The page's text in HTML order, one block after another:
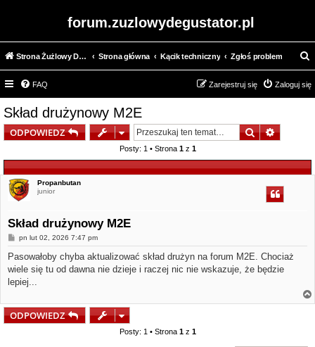
forum.zuzlowydegustator.pl
Strona Żużlowy Degustator Strona główna Kącik techniczny Zgłoś problem
z
u
FAQ Zaloguj się
Zarejestruj się
Skład drużynowy M2E
ODPOWIEDZ Szukaj
Posty: 1 • Strona 1z 1
Propanbutan
junior
Skład drużynowy M2E
P
o
s
t
pn lut 02, 2026 7:47 pm
Pasowałoby chyba aktualizować skład drużyn na forum M2E. Chociaż
wiele się tu od dawna nie dzieje i raczej nic nie wskazuje, że będzie
lepiej...
ODPOWIEDZ
Posty: 1 • Strona 1z 1